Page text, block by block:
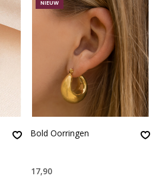
NIEUW
Bold Oorringen
17,90